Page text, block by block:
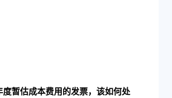
度暂估成本费用的发票，该如何处